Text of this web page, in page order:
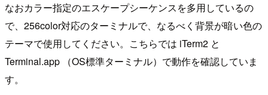
なおカラー指定のエスケープシーケンスを多用しているの
で、256color対応のターミナルで、なるべく背景が暗い色の
テーマで使用してください。こちらでは iTerm2 と
Terminal.app （OS標準ターミナル）で動作を確認していま
す。